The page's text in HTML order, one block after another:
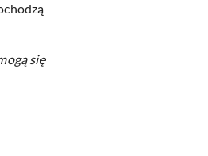
się